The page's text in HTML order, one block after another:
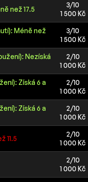
než 17.5
3/10
1 500 Kč
Méně než
3/10
1 500 Kč
Nezíská
2/10
1 000 Kč
Získá 6 a
2/10
1 000 Kč
Získá 6 a
2/10
1 000 Kč
11.5
2/10
1 000 Kč
2/10
1 000 Kč